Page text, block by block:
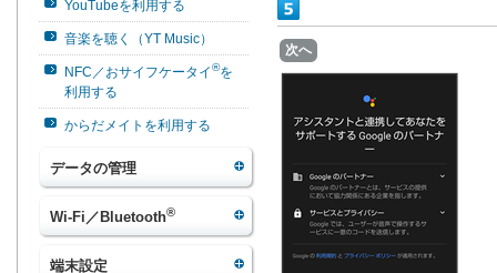
YouTubeを利用する
音楽を聴く（YT Music）
NFC／おサイフケータイ®を
利用する
からだメイトを利用する
データの管理
Wi-Fi／Bluetooth®
端末設定
次へ